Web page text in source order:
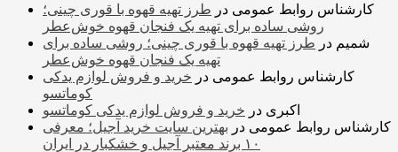
کارشناس روابط عمومی در طرز تهیه قهوه با قوری چینی؛
روشی ساده برای تهیه یک فنجان قهوه خوش‌عطر
شمیم در طرز تهیه قهوه با قوری چینی؛ روشی ساده برای
تهیه یک فنجان قهوه خوش‌عطر
کارشناس روابط عمومی در خرید و فروش لوازم یدکی
کوماتسو
اکبری در خرید و فروش لوازم یدکی کوماتسو
کارشناس روابط عمومی در بهترین سایت خرید آجیل؛ معرفی
۱۰ برند معتبر آجیل و خشکبار در ایران